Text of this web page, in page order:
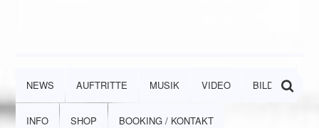
NEWS AUFTRITTE MUSIK VIDEO BILDER
INFO SHOP BOOKING / KONTAKT